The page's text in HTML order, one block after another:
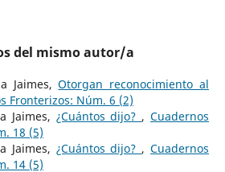
del mismo autor/a
Jaimes,Otorgan reconocimiento al
Fronterizos: Núm. 6 (2)
Jaimes, ¿Cuántos dijo? ,Cuadernos
18 (5)
Jaimes, ¿Cuántos dijo? ,Cuadernos
14 (5)